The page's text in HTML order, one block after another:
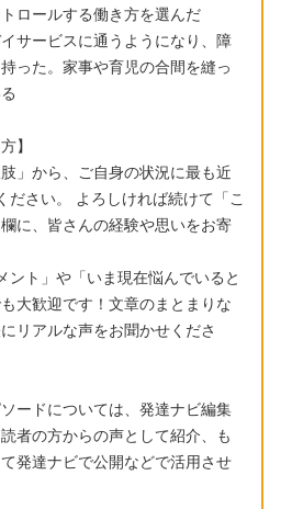
ロールする働き方を選んだ
サービスに通うようになり、障
った。家事や育児の合間を縫っ
】
」から、ご自身の状況に最も近
ださい。 よろしければ続けて「こ
に、皆さんの経験や思いをお寄
ント」や「いま現在悩んでいると
大歓迎です！文章のまとまりな
リアルな声をお聞かせくださ
ードについては、発達ナビ編集
者の方からの声として紹介、も
発達ナビで公開などで活用させ